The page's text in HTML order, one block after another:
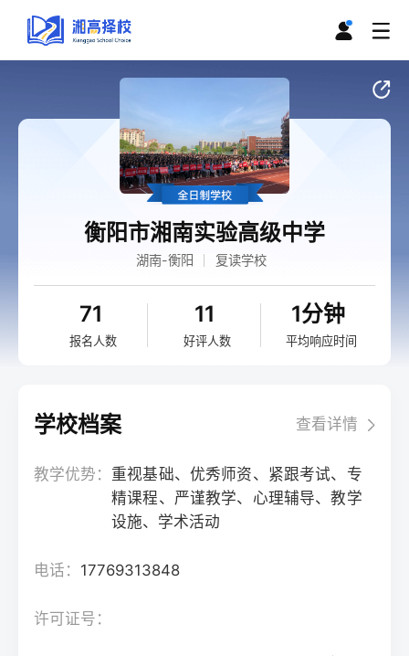
衡阳市湘南实验高级中学
湖南-衡阳 复读学校
71
报名人数
11
好评人数
1分钟
平均响应时间
学校档案 查看详情
教学优势： 重视基础、优秀师资、紧跟考试、专
精课程、严谨教学、心理辅导、教学
设施、学术活动
电话： 17769313848
许可证号：